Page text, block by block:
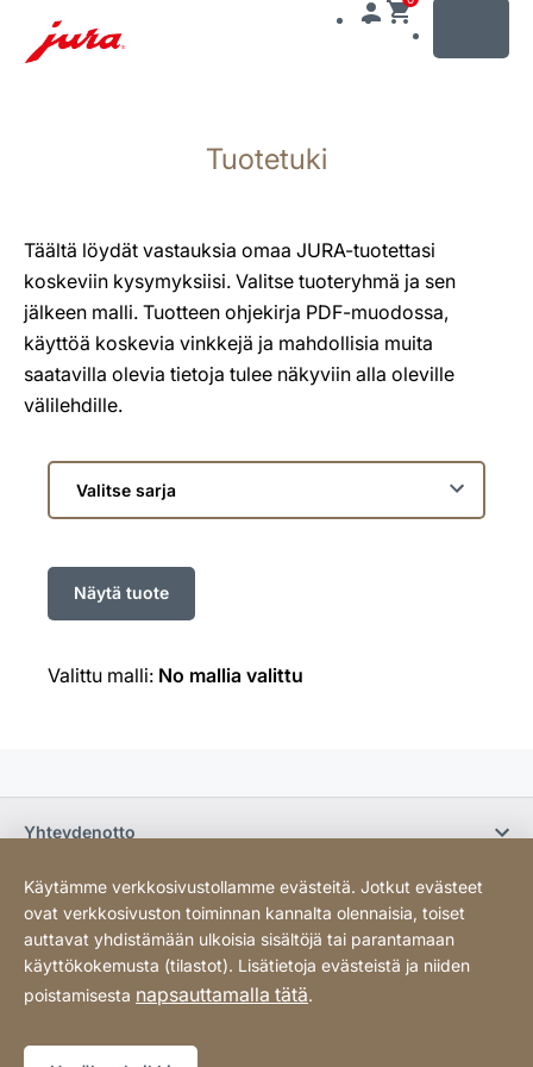
Tuotetuki
Täältä löydät vastauksia omaa JURA-tuotettasi
koskeviin kysymyksiisi. Valitse tuoteryhmä ja sen
jälkeen malli. Tuotteen ohjekirja PDF-muodossa,
käyttöä koskevia vinkkejä ja mahdollisia muita
saatavilla olevia tietoja tulee näkyviin alla oleville
välilehdille.
sarja
Valittu malli: No mallia valittu
Yhteydenotto
Osta verkossa / Ehdot
Sosiaalinen media
Website
[Website
Tietosuoja
Käytämme verkkosivustollamme evästeitä. Jotkut evästeet
ovat verkkosivuston toiminnan kannalta olennaisia, toiset
auttavat yhdistämään ulkoisia sisältöjä tai parantamaan
käyttökokemusta (tilastot). Lisätietoja evästeistä ja niiden
poistamisesta napsauttamalla tätä.